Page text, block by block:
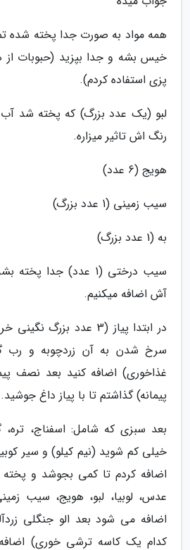
همه مواد به صورت جدا پخته شده
خیس بشه و جدا بپزید (حبوبات از
پزی استفاده کردم).
لبو (یک عدد بزرگ) که پخته شد آب
رنگ اش تاثیر میزاره.
هویج (6 عدد)
سیب زمینی (1 عدد بزرگ)
به (1 عدد بزرگ)
سیب درختی (1 عدد) جدا
آش اضافه میکنیم.
در ابتدا پیاز (3 عدد
غذاخوری) اضافه کنید بعد نصف
پیمانه) گذاشتم تا با پیاز داغ جوشید.
بعد سبزی که شامل: اسفناج، تره،
خیلی کم شوید (نیم کیلو) و سیر
اضافه کردم تا کمی بجوشد و پخته
عدس، لوبیا، لبو، هویج، سیب
اضافه می شود بعد الو جنگلی
کدام یک کاسه ترشی خوری)